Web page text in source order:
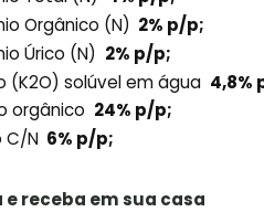
Orgânico (N) 2% p/p;
Úrico (N) 2% p/p;
(K2O) solúvel em água 4,8%
orgânico 24% p/p;
C/N 6% p/p;
receba em sua casa